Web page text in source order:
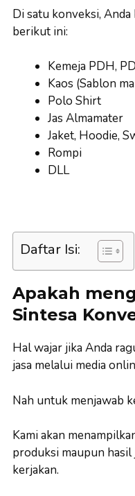
Di satu konveksi,
berikut ini:
Kemeja PDH,
Kaos (Sablon
Polo Shirt
Jas Almamater
Jaket, Hoodie,
Rompi
DLL
Daftar Isi:
Apakah
Sintesa
Hal wajar jika Anda
jasa melalui media
Nah untuk menjawab
Kami akan
produksi maupun
kerjakan.